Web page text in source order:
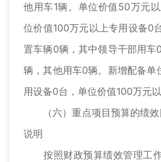
他用车1辆。单位价值50万元
位价值100万元以上专用设备0
置车辆0辆，其中领导干部用车
辆，其他用车0辆。新增配备单
用设备0台，单位价值100万元
（六）重点项目预算的绩效
说明
按照财政预算绩效管理工